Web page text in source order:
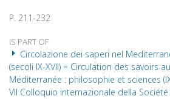
P. 211-232
IS PART OF
Circolazione dei saperi nel
(secoli IX-XVII) = Circulation des savoirs
Méditerranée : philosophie et sciences
VII Colloquio internazionale della